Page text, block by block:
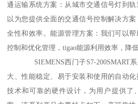
通运输系统方案：从城市交通信号灯到
以为您提供全面的交通信号控制解决方
全性和效率。能源管理方案：我们可以帮
控制和优化管理，tigao能源利用效率，降
SIEMENS西门子S7-200SMART系
大、性能稳定、易于安装和使用的自动
技术和可靠的硬件设计，为用户提供了